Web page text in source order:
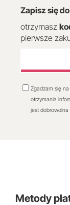
Zapisz się
otrzymasz
pierwsze
Zgadzam się
otrzymania
jest
Metody